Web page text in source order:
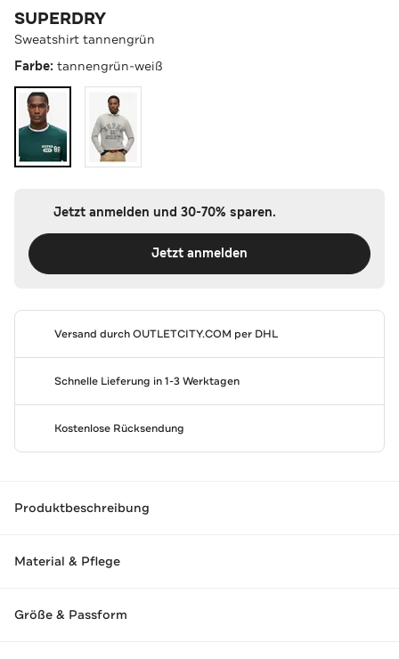
SUPERDRY
Sweatshirt tannengrün
Farbe: tannengrün-weiß
Jetzt anmelden und 30-70% sparen.
Jetzt anmelden
Versand durchOUTLETCITY.COM per DHL
Schnelle Lieferung in 1-3 Werktagen
Kostenlose Rücksendung
Produktbeschreibung
Material & Pflege
Größe & Passform